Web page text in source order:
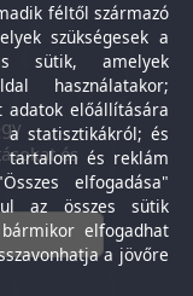
és
féltől származó
szükségesek a
sütik, amelyek
használatakor;
adatok előállítására
a statisztikákról; és
tartalom és reklám
elfogadása"
az összes sütik
elfogadhat
a jövőre